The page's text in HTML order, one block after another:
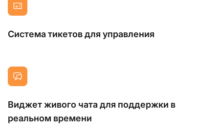
Система тикетов для управления
Виджет живого чата для поддержки в
реальном времени